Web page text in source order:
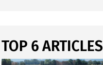
TOP 6 ARTICLES